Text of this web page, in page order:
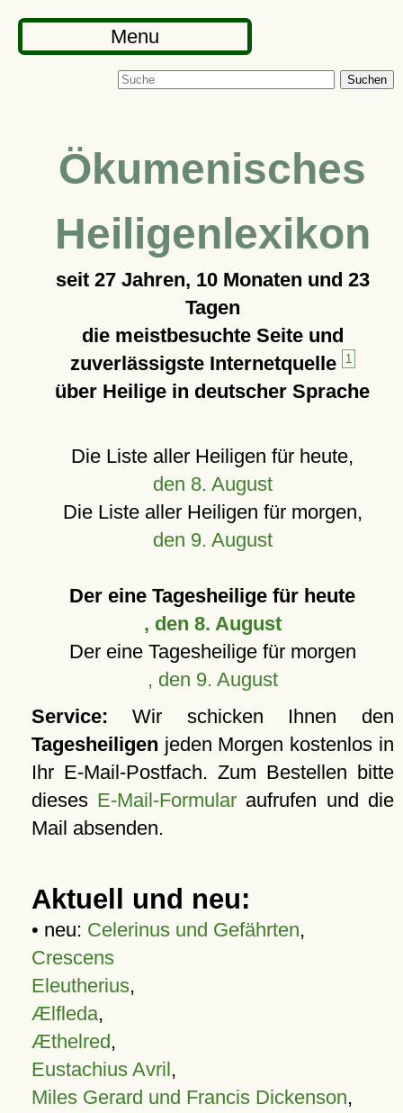
Menu
Suchen
Ökumenisches
Heiligenlexikon
seit 27 Jahren, 10 Monaten und 23
Tagen
die meistbesuchte Seite und
zuverlässigste Internetquelle
1
über Heilige in deutscher Sprache
Die Liste aller Heiligen für heute,
den 8. August
Die Liste aller Heiligen für morgen,
den 9. August
Der eine Tagesheilige für heute
, den 8. August
Der eine Tagesheilige für morgen
, den 9. August
Service: Wir schicken Ihnen den
Tagesheiligen jeden Morgen kostenlos in
Ihr E-Mail-Postfach. Zum Bestellen bitte
dieses E-Mail-Formular aufrufen und die
Mail absenden.
Aktuell und neu:
• neu: Celerinus und Gefährten,
Crescens
Eleutherius,
Ælfleda,
Æthelred,
Eustachius Avril,
Miles Gerard und Francis Dickenson,